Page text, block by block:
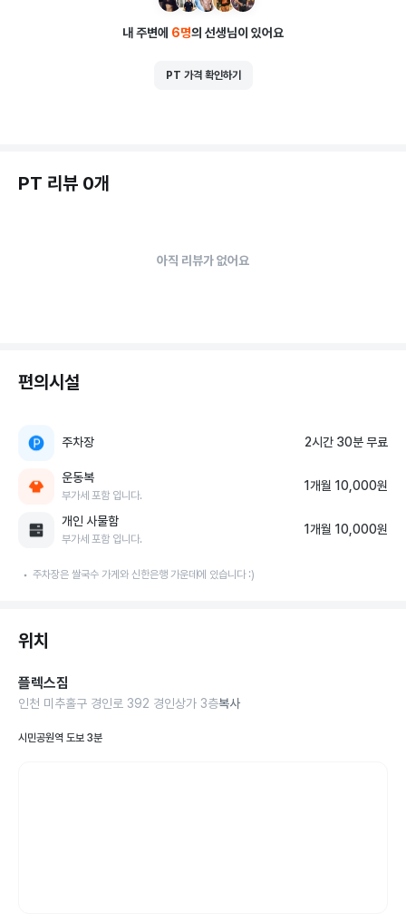
내 주변에 6명의 선생님이 있어요
PT 가격 확인하기
PT 리뷰 0개
아직 리뷰가 없어요
편의시설
주차장 2시간 30분 무료
운동복
부가세 포함 입니다.
1개월 10,000원
개인 사물함
부가세 포함 입니다.
1개월 10,000원
주차장은 쌀국수 가게와 신한은행 가운데에 있습니다 :)
위치
플렉스짐
인천 미추홀구 경인로 392 경인상가 3층복사
시민공원역 도보 3분